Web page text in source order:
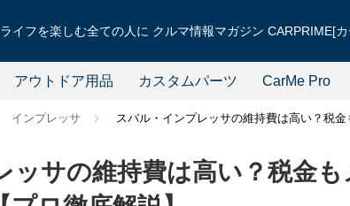
イフを楽しむ全ての人に クルマ情報マガジン CARPRIME[
アウトドア用品 カスタムパーツ CarMe Pro
インプレッサ スバル・インプレッサの維持費は高い？税
ッサの維持費は高い？税金も